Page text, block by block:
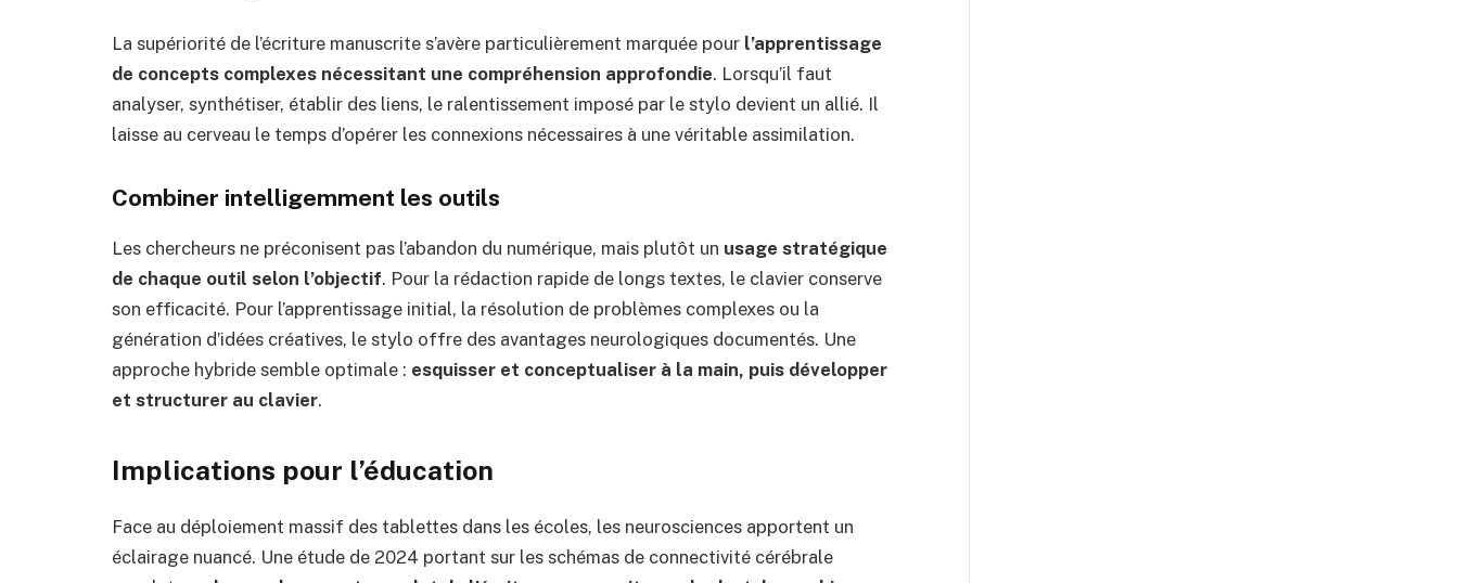
La supériorité de l’écriture manuscrite s’avère particulièrement marquée pour l’apprentissage
de concepts complexes nécessitant une compréhension approfondie. Lorsqu’il faut
analyser, synthétiser, établir des liens, le ralentissement imposé par le stylo devient un allié. Il
laisse au cerveau le temps d’opérer les connexions nécessaires à une véritable assimilation.
Combiner intelligemment les outils
Les chercheurs ne préconisent pas l’abandon du numérique, mais plutôt un usage stratégique
de chaque outil selon l’objectif. Pour la rédaction rapide de longs textes, le clavier conserve
son efficacité. Pour l’apprentissage initial, la résolution de problèmes complexes ou la
génération d’idées créatives, le stylo offre des avantages neurologiques documentés. Une
approche hybride semble optimale : esquisser et conceptualiser à la main, puis développer
et structurer au clavier.
Implications pour l’éducation
Face au déploiement massif des tablettes dans les écoles, les neurosciences apportent un
éclairage nuancé. Une étude de 2024 portant sur les schémas de connectivité cérébrale